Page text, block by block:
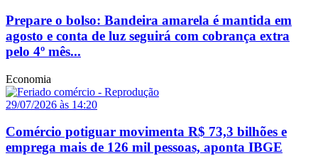
Prepare o bolso: Bandeira amarela é mantida em
agosto e conta de luz seguirá com cobrança extra
pelo 4º mês...
Economia
29/07/2026 às 14:20
Comércio potiguar movimenta R$ 73,3 bilhões e
emprega mais de 126 mil pessoas, aponta IBGE